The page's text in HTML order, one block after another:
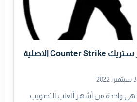
تحميل لعبة كاونتر ستريك Counter Strike الاصلية
3 سبتمبر، 2022
لعبة Counter Strike هي واحدة من أشهر ألعاب التصويب